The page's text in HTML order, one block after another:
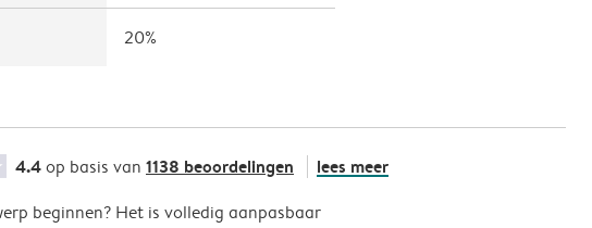
20%
4.4op basis van 1138 beoordelingen lees meer
beginnen? Het is volledig aanpasbaar